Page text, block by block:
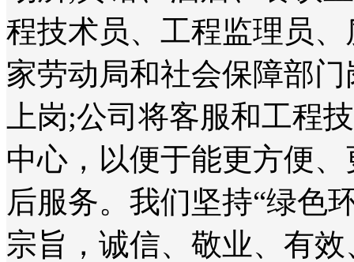
程技术员、工程监理员
家劳动局和社会保障部
上岗;公司将客服和工程
中心，以便于能更方便
后服务。我们坚持“绿色
宗旨，诚信、敬业、有